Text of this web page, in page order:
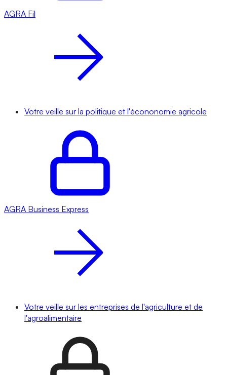
AGRA Fil
Votre veille sur la politique et l'écononomie agricole
AGRA Business Express
Votre veille sur les entreprises de l'agriculture et de
l'agroalimentaire